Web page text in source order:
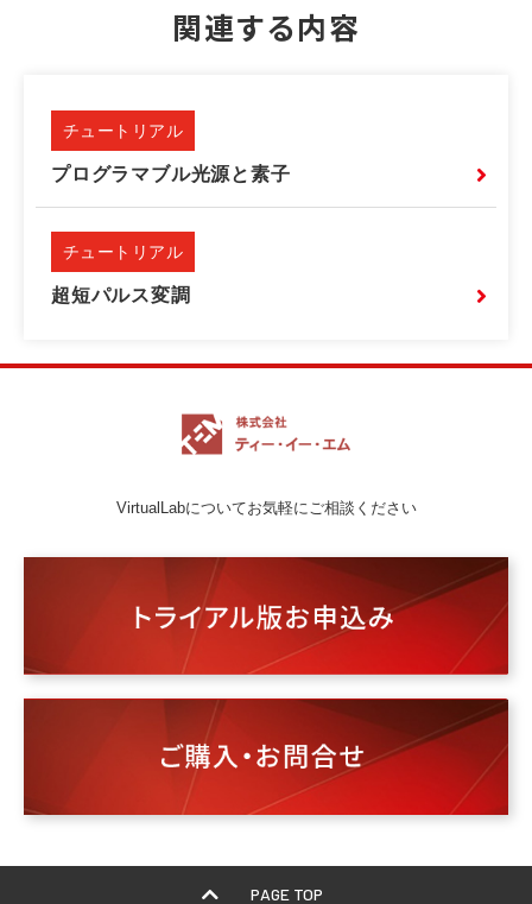
関連する内容
チュートリアル
プログラマブル光源と素子
チュートリアル
超短パルス変調
VirtualLabについてお気軽にご相談ください
PAGE TOP